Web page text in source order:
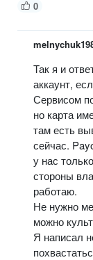
0
Так я и
аккаунт,
Сервисом
но карта
там есть
сейчас.
у нас
стороны
работаю.
Не нужно
можно
Я написал